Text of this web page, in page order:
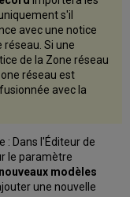
s'il
avec une notice
Si une
de la Zone réseau
réseau est
avec la
: Dans l'Éditeur de
le paramètre
modèles
une nouvelle